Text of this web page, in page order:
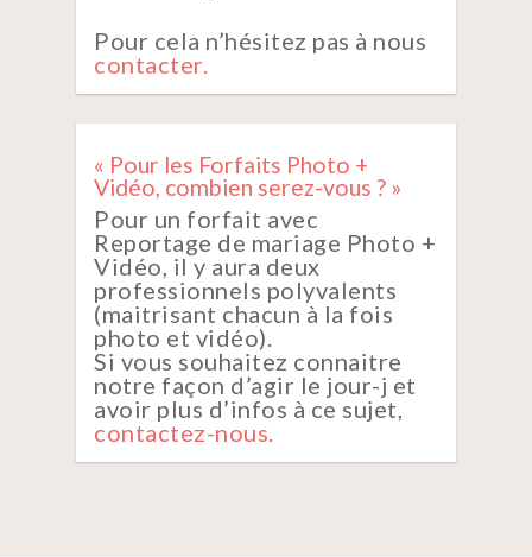
Pour cela n’hésitez pas à nous
contacter.
« Pour les Forfaits Photo +
Vidéo, combien serez-vous ? »
Pour un forfait avec
Reportage de mariage Photo +
Vidéo, il y aura deux
professionnels polyvalents
(maitrisant chacun à la fois
photo et vidéo).
Si vous souhaitez connaitre
notre façon d’agir le jour-j et
avoir plus d’infos à ce sujet,
contactez-nous.